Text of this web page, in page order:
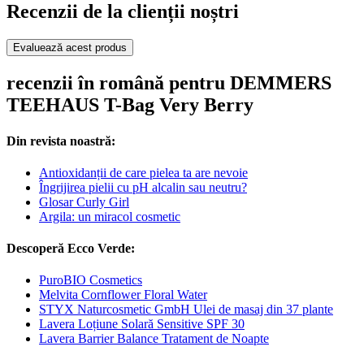
Recenzii de la clienții noștri
Evaluează acest produs
recenzii în română pentru DEMMERS
TEEHAUS T-Bag Very Berry
Din revista noastră:
Antioxidanții de care pielea ta are nevoie
Îngrijirea pielii cu pH alcalin sau neutru?
Glosar Curly Girl
Argila: un miracol cosmetic
Descoperă Ecco Verde:
PuroBIO Cosmetics
Melvita Cornflower Floral Water
STYX Naturcosmetic GmbH Ulei de masaj din 37 plante
Lavera Loțiune Solară Sensitive SPF 30
Lavera Barrier Balance Tratament de Noapte